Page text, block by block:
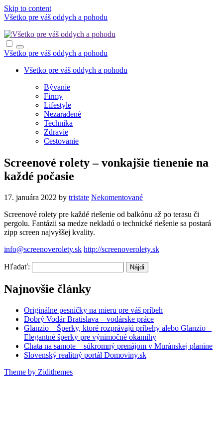
Skip to content
Všetko pre váš oddych a pohodu
Všetko pre váš oddych a pohodu
Všetko pre váš oddych a pohodu
Bývanie
Firmy
Lifestyle
Nezaradené
Technika
Zdravie
Cestovanie
Screenové rolety – vonkajšie tienenie na
každé počasie
17. januára 2022 by tristate Nekomentované
Screenové rolety pre každé riešenie od balkónu až po terasu či
pergolu. Fantázii sa medze nekladú o technické riešenie sa postará
zipp screen najvyššej kvality.
info@screenoverolety.sk http://screenoverolety.sk
Hľadať:
Najnovšie články
Originálne pesničky na mieru pre váš príbeh
Dobrý Vodár Bratislava – vodárske práce
Glanzio – Šperky, ktoré rozprávajú príbehy alebo Glanzio –
Elegantné šperky pre výnimočné okamihy
Chata na samote – súkromný prenájom v Muránskej planine
Slovenský realitný portál Domoviny.sk
Theme by Zidithemes